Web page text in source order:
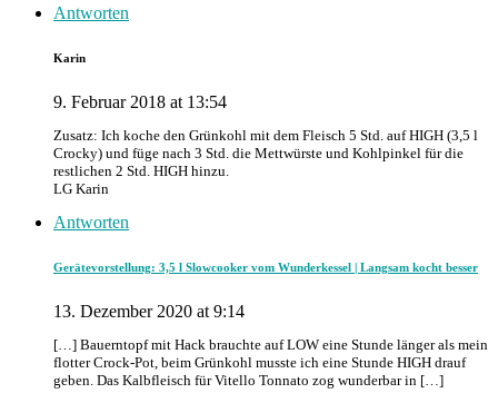
Antworten
Karin
9. Februar 2018 at 13:54
Zusatz: Ich koche den Grünkohl mit dem Fleisch 5 Std. auf HIGH (3,5 l
Crocky) und füge nach 3 Std. die Mettwürste und Kohlpinkel für die
restlichen 2 Std. HIGH hinzu.
LG Karin
Antworten
Gerätevorstellung: 3,5 l Slowcooker vom Wunderkessel | Langsam kocht besser
13. Dezember 2020 at 9:14
[…] Bauerntopf mit Hack brauchte auf LOW eine Stunde länger als mein
flotter Crock-Pot, beim Grünkohl musste ich eine Stunde HIGH drauf
geben. Das Kalbfleisch für Vitello Tonnato zog wunderbar in […]